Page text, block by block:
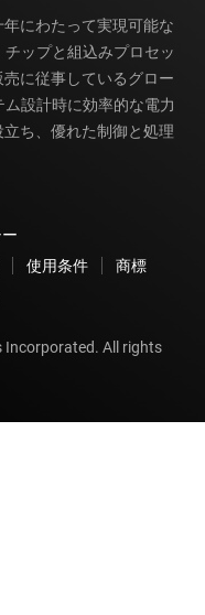
にわたって実現可能な
ップと組込みプロセッ
に従事しているグロー
設計時に効率的な電力
ち、優れた制御と処理
使用条件
商標
Incorporated. All rights